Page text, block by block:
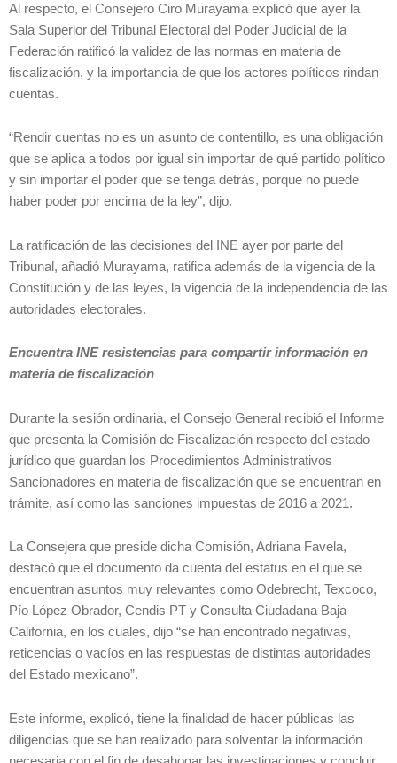
Al respecto, el Consejero Ciro Murayama explicó que ayer la
Sala Superior del Tribunal Electoral del Poder Judicial de la
Federación ratificó la validez de las normas en materia de
fiscalización, y la importancia de que los actores políticos rindan
cuentas.
“Rendir cuentas no es un asunto de contentillo, es una obligación
que se aplica a todos por igual sin importar de qué partido político
y sin importar el poder que se tenga detrás, porque no puede
haber poder por encima de la ley”, dijo.
La ratificación de las decisiones del INE ayer por parte del
Tribunal, añadió Murayama, ratifica además de la vigencia de la
Constitución y de las leyes, la vigencia de la independencia de las
autoridades electorales.
Encuentra INE resistencias para compartir información en
materia de fiscalización
Durante la sesión ordinaria, el Consejo General recibió el Informe
que presenta la Comisión de Fiscalización respecto del estado
jurídico que guardan los Procedimientos Administrativos
Sancionadores en materia de fiscalización que se encuentran en
trámite, así como las sanciones impuestas de 2016 a 2021.
La Consejera que preside dicha Comisión, Adriana Favela,
destacó que el documento da cuenta del estatus en el que se
encuentran asuntos muy relevantes como Odebrecht, Texcoco,
Pío López Obrador, Cendis PT y Consulta Ciudadana Baja
California, en los cuales, dijo “se han encontrado negativas,
reticencias o vacíos en las respuestas de distintas autoridades
del Estado mexicano”.
Este informe, explicó, tiene la finalidad de hacer públicas las
diligencias que se han realizado para solventar la información